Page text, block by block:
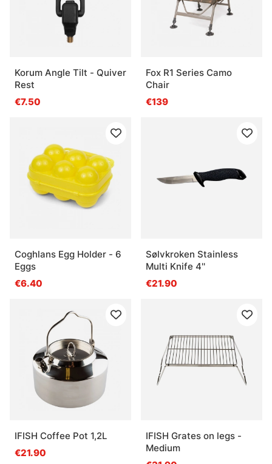
Korum Angle Tilt - Quiver
Rest
€7.50
Fox R1 Series Camo
Chair
€139
Coghlans Egg Holder - 6
Eggs
€6.40
Sølvkroken Stainless
Multi Knife 4''
€21.90
IFISH Coffee Pot 1,2L
€21.90
IFISH Grates on legs -
Medium